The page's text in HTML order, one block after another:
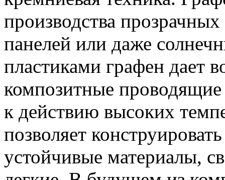
производства
панелей или даже
пластиками графен дает
композитные
к действию высоких
позволяет
устойчивые материалы,